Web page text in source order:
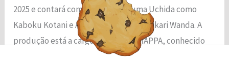
2025 e contará com as vozes de Yuma Uchida como
Kaboku Kotani e Ayaka Ohashi como Hikari Wanda. A
produção está a cargo do estúdio MAPPA, conhecido
do site, com
base em
como o site é
usado.